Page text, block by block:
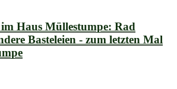
Haus Müllestumpe: Rad
Basteleien - zum letzten Mal